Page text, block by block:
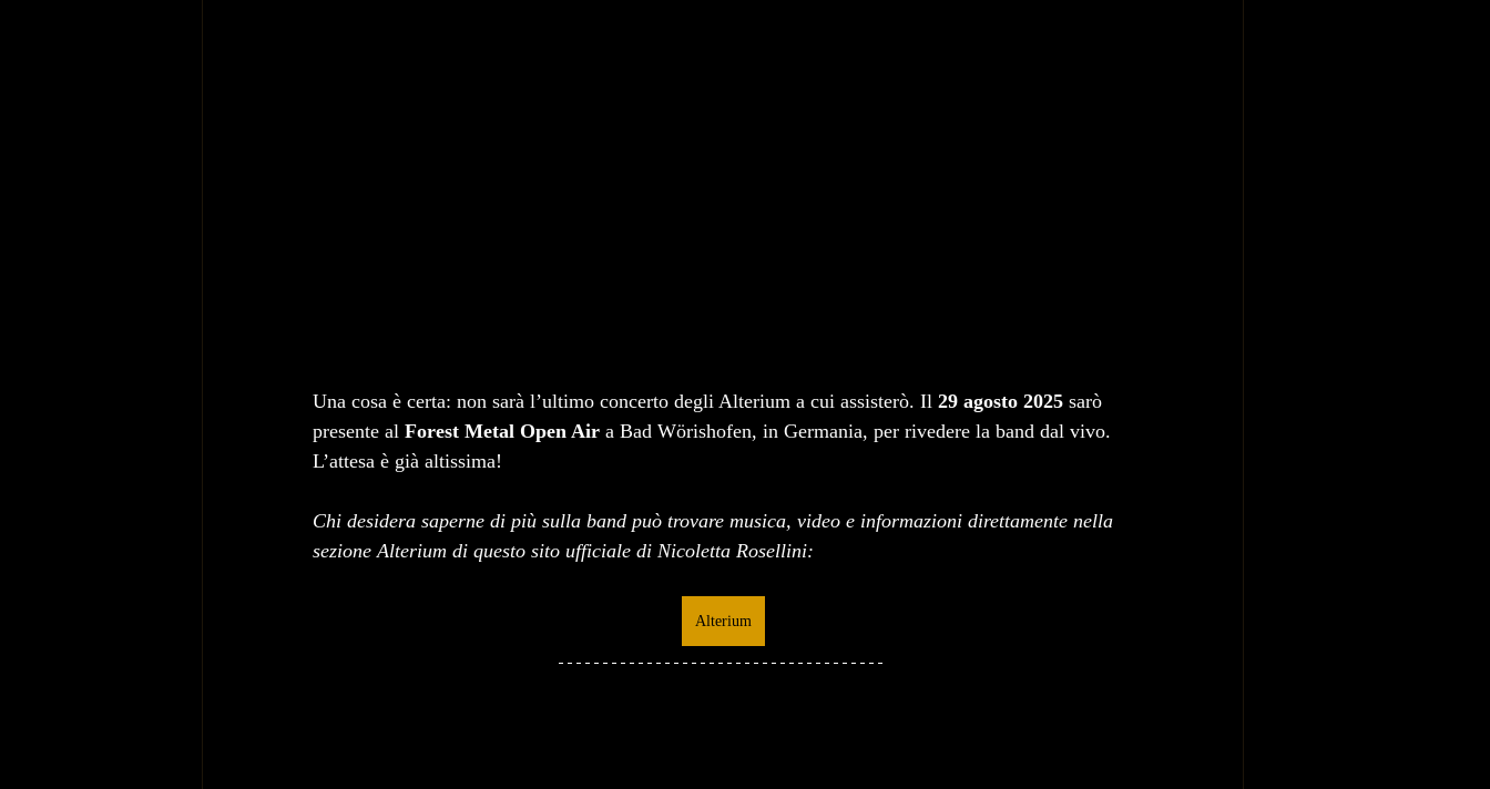
Una cosa è certa: non sarà l’ultimo concerto degli Alterium a cui assisterò. Il 29 agosto 2025 sarò
presente al Forest Metal Open Air a Bad Wörishofen, in Germania, per rivedere la band dal vivo.
L’attesa è già altissima!
Chi desidera saperne di più sulla band può trovare musica, video e informazioni direttamente nella
sezione Alterium di questo sito ufficiale di Nicoletta Rosellini:
Alterium